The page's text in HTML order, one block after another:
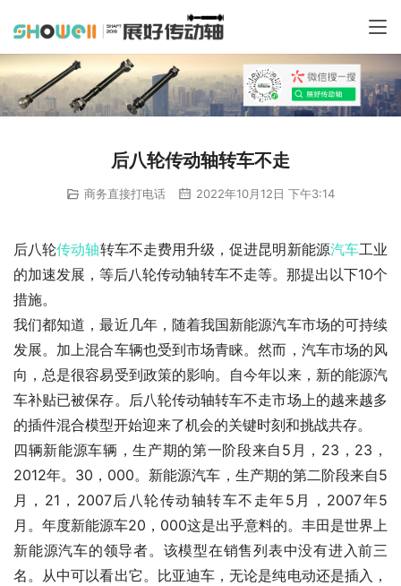
后八轮传动轴转车不走
商务直接打电话 2022年10月12日 下午3:14
后八轮传动轴转车不走费用升级，促进昆明新能源汽车工业
的加速发展，等后八轮传动轴转车不走等。那提出以下10个
措施。
我们都知道，最近几年，随着我国新能源汽车市场的可持续
发展。加上混合车辆也受到市场青睐。然而，汽车市场的风
向，总是很容易受到政策的影响。自今年以来，新的能源汽
车补贴已被保存。后八轮传动轴转车不走市场上的越来越多
的插件混合模型开始迎来了机会的关键时刻和挑战共存。
四辆新能源车辆，生产期的第一阶段来自5月，23，23，
2012年。30，000。新能源汽车，生产期的第二阶段来自5
月，21，2007后八轮传动轴转车不走年5月，2007年5
月。年度新能源车20，000这是出乎意料的。丰田是世界上
新能源汽车的领导者。该模型在销售列表中没有进入前三
名。从中可以看出它。比亚迪车，无论是纯电动还是插入，